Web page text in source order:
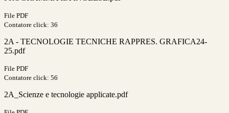
File PDF
Contatore click: 36
2A - TECNOLOGIE TECNICHE RAPPRES. GRAFICA24-
25.pdf
File PDF
Contatore click: 56
2A_Scienze e tecnologie applicate.pdf